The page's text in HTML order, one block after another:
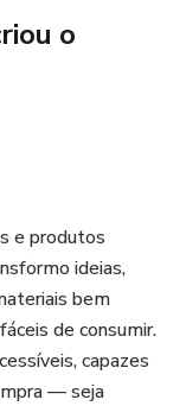
o
e produtos
ideias,
bem
de consumir.
capazes
— seja